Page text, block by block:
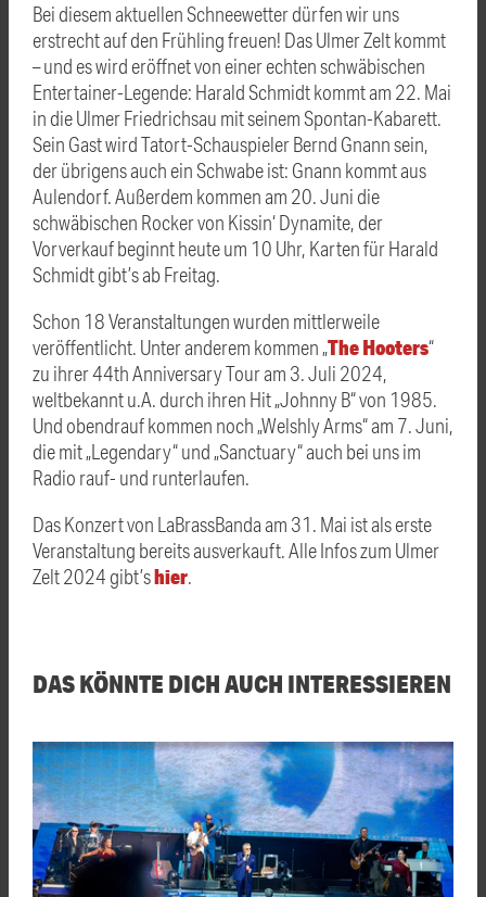
Bei diesem aktuellen Schneewetter dürfen wir uns
erstrecht auf den Frühling freuen! Das Ulmer Zelt kommt
– und es wird eröffnet von einer echten schwäbischen
Entertainer-Legende: Harald Schmidt kommt am 22. Mai
in die Ulmer Friedrichsau mit seinem Spontan-Kabarett.
Sein Gast wird Tatort-Schauspieler Bernd Gnann sein,
der übrigens auch ein Schwabe ist: Gnann kommt aus
Aulendorf. Außerdem kommen am 20. Juni die
schwäbischen Rocker von Kissin‘ Dynamite, der
Vorverkauf beginnt heute um 10 Uhr, Karten für Harald
Schmidt gibt’s ab Freitag.
Schon 18 Veranstaltungen wurden mittlerweile
veröffentlicht. Unter anderem kommen „The Hooters“
zu ihrer 44th Anniversary Tour am 3. Juli 2024,
weltbekannt u.A. durch ihren Hit „Johnny B“ von 1985.
Und obendrauf kommen noch „Welshly Arms“ am 7. Juni,
die mit „Legendary“ und „Sanctuary“ auch bei uns im
Radio rauf- und runterlaufen.
Das Konzert von LaBrassBanda am 31. Mai ist als erste
Veranstaltung bereits ausverkauft. Alle Infos zum Ulmer
Zelt 2024 gibt’shier.
DAS KÖNNTE DICH AUCH INTERESSIEREN